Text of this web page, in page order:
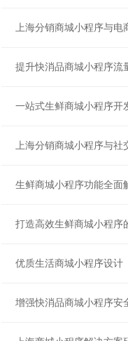
上海分销商城小程序与
提升快消品商城小程序流
一站式生鲜商城小程序开
上海分销商城小程序与
生鲜商城小程序功能全面
打造高效生鲜商城小程序
优质生活商城小程序设计
增强快消品商城小程序安